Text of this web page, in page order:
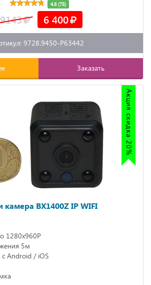
4.8 (75)
9143 6 400
9728.9450-P63442
Заказать
Акция скидка 20%
BX1400Z IP WIFI
1280х960P
5м
Android / iOS